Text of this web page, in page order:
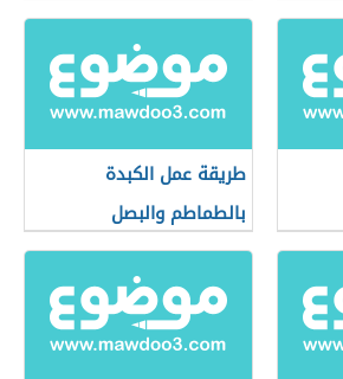
طريقة عمل الكبدة
بالطماطم والبصل